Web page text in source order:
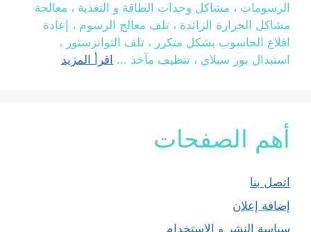
الرسومات ، مشاكل وحدات الطاقة و التغذية ، معالجة
مشاكل الحرارة الزائدة ، تلف معالج الرسوم ، إعادة
اقلاع الحاسوب بشكل متكرر ، تلف التوانزستور ،
استبدال بور سبلاي ، تنظيف مآخذ ... اقرأ المزيد
أهم الصفحات
اتصل بنا
إضافة إعلان
سياسة النشر و الاستخدام